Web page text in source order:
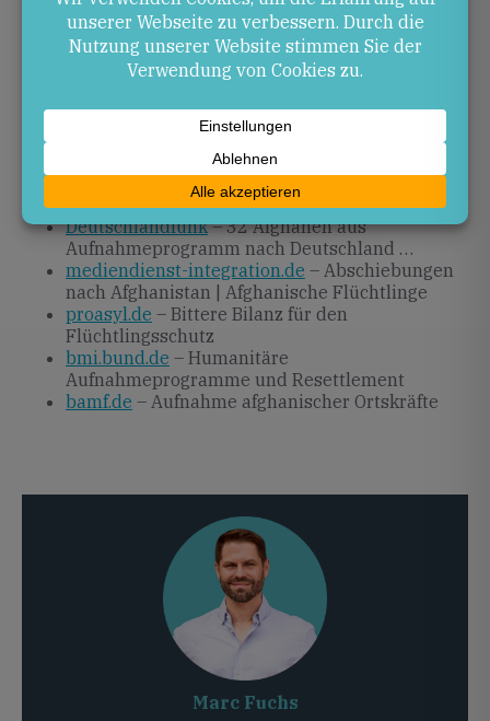
Bundesregierung und Länder vor der Aufgabe,
laufende Verfahren zeitnah abzuschließen und die
Integration der bereits Eingereisten nachhaltig zu
– Fast jede zweite
Aufnahmezusage für Afghanen widerrufen …
Deutschlandfunk– 32 Afghanen aus
Aufnahmeprogramm nach Deutschland …
mediendienst-integration.de – Abschiebungen
nach Afghanistan | Afghanische Flüchtlinge
proasyl.de – Bittere Bilanz für den
Flüchtlingsschutz
bmi.bund.de – Humanitäre
Aufnahmeprogramme und Resettlement
bamf.de – Aufnahme afghanischer Ortskräfte
Marc Fuchs